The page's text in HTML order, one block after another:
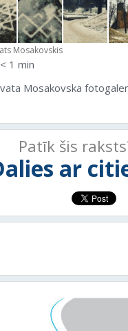
Mosakovskis
< 1 min
Mosakovska
Patīk šis
ar